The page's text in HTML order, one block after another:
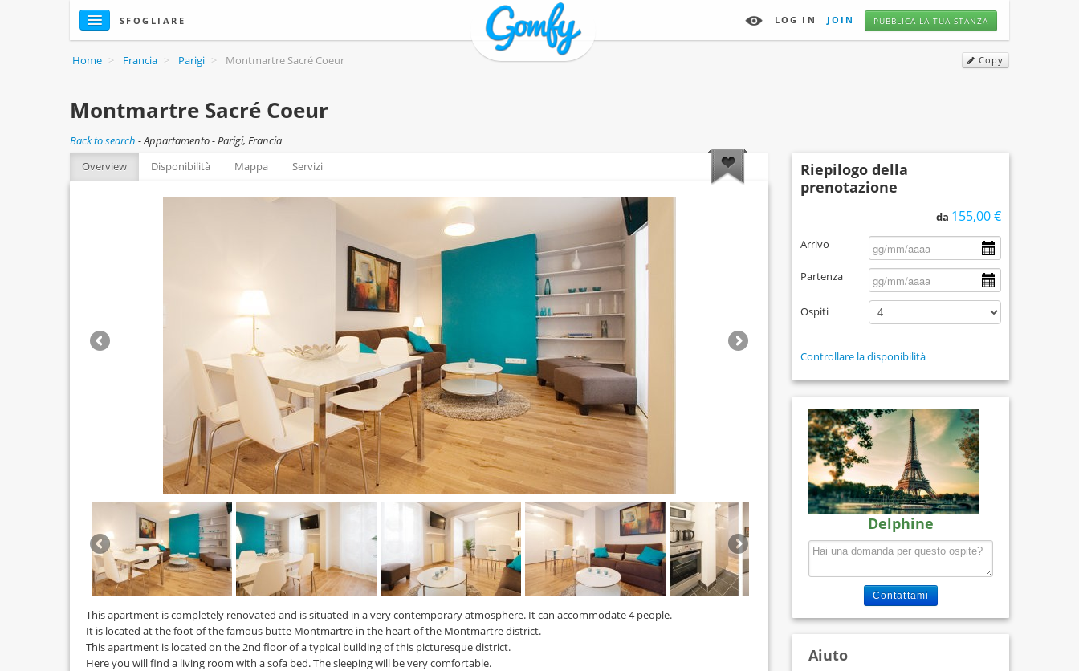
SFOGLIARE LOG IN JOIN PUBBLICA LA TUA STANZA
Copy
Home > Francia > Parigi > Montmartre Sacré Coeur
Montmartre Sacré Coeur
Back to search -Appartamento - Parigi, Francia
Overview
Disponibilità Mappa Servizi
This apartment is completely renovated and is situated in a very contemporary atmosphere. It can accommodate 4 people.
It is located at the foot of the famous butte Montmartre in the heart of the Montmartre district.
This apartment is located on the 2nd floor of a typical building of this picturesque district.
Here you will find a living room with a sofa bed. The sleeping will be very comfortable.
Riepilogo della
prenotazione
da 155,00 €
Arrivo
Partenza
Ospiti
Controllare la disponibilità
Delphine
Contattami
Aiuto